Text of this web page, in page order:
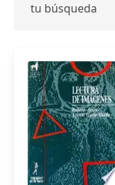
tu búsqueda